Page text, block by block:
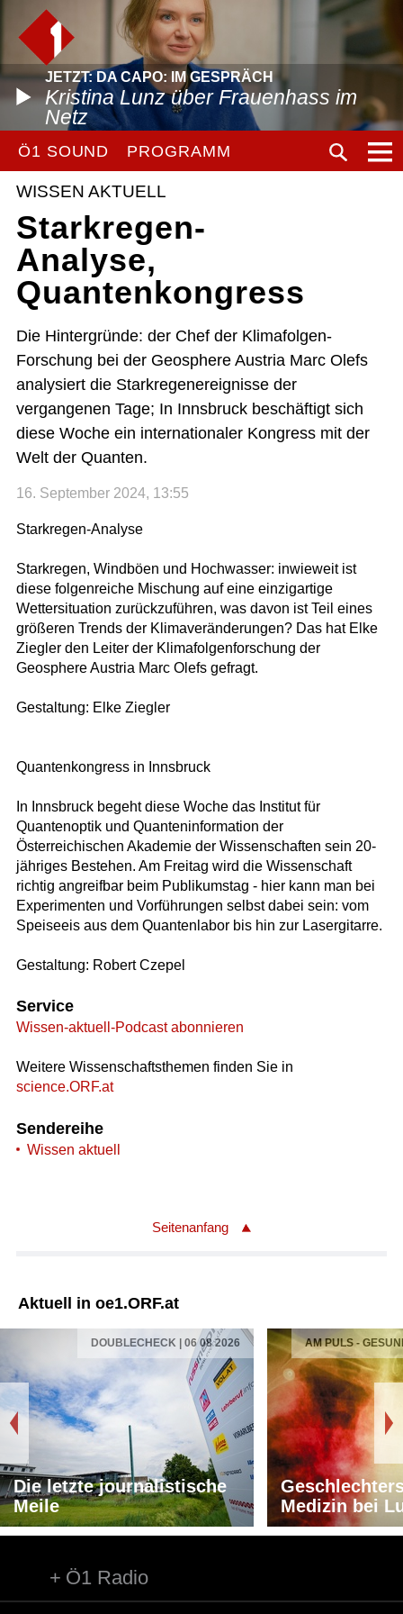
JETZT: DA CAPO: IM GESPRÄCH
Kristina Lunz über Frauenhass im
Netz
Ö1 SOUND PROGRAMM
WISSEN AKTUELL
Starkregen-
Analyse,
Quantenkongress
Die Hintergründe: der Chef der Klimafolgen-
Forschung bei der Geosphere Austria Marc Olefs
analysiert die Starkregenereignisse der
vergangenen Tage; In Innsbruck beschäftigt sich
diese Woche ein internationaler Kongress mit der
Welt der Quanten.
16. September 2024, 13:55
Starkregen-Analyse
Starkregen, Windböen und Hochwasser: inwieweit ist
diese folgenreiche Mischung auf eine einzigartige
Wettersituation zurückzuführen, was davon ist Teil eines
größeren Trends der Klimaveränderungen? Das hat Elke
Ziegler den Leiter der Klimafolgenforschung der
Geosphere Austria Marc Olefs gefragt.
Gestaltung: Elke Ziegler
Quantenkongress in Innsbruck
In Innsbruck begeht diese Woche das Institut für
Quantenoptik und Quanteninformation der
Österreichischen Akademie der Wissenschaften sein 20-
jähriges Bestehen. Am Freitag wird die Wissenschaft
richtig angreifbar beim Publikumstag - hier kann man bei
Experimenten und Vorführungen selbst dabei sein: vom
Speiseeis aus dem Quantenlabor bis hin zur Lasergitarre.
Gestaltung: Robert Czepel
Service
Wissen-aktuell-Podcast abonnieren
Weitere Wissenschaftsthemen finden Sie in
science.ORF.at
Sendereihe
Wissen aktuell
Seitenanfang
Aktuell in oe1.ORF.at
DOUBLECHECK | 06 08 2026
Die letzte journalistische
Meile
AM PULS -
Medizin bei
Ö1 Radio